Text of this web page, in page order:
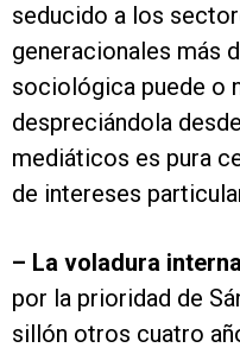
seducido a los
generacionales más
sociológica puede o
despreciándola
mediáticos es pura
de intereses
– La voladura
por la prioridad de
sillón otros cuatro